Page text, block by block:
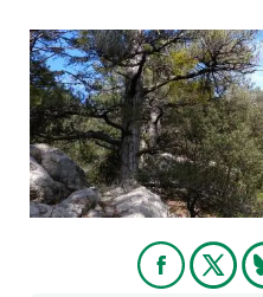
NOTICIAS Y AGENDA